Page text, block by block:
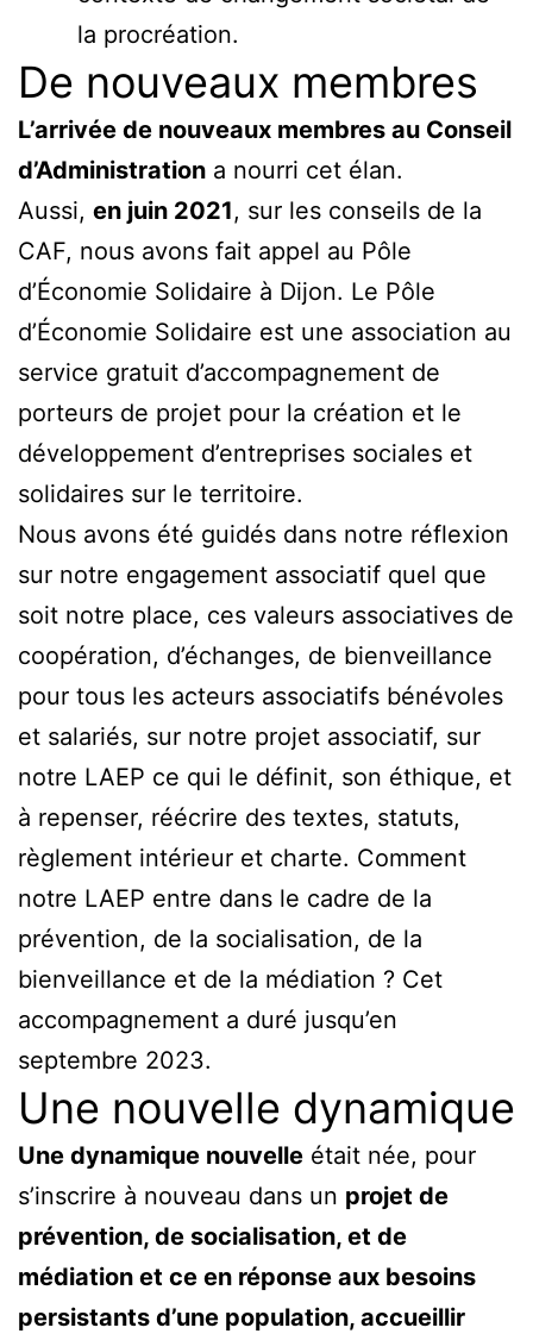
la procréation.
De nouveaux membres
L’arrivée de nouveaux membres au Conseil
d’Administration a nourri cet élan.
Aussi, en juin 2021, sur les conseils de la
CAF, nous avons fait appel au Pôle
d’Économie Solidaire à Dijon. Le Pôle
d’Économie Solidaire est une association au
service gratuit d’accompagnement de
porteurs de projet pour la création et le
développement d’entreprises sociales et
solidaires sur le territoire.
Nous avons été guidés dans notre réflexion
sur notre engagement associatif quel que
soit notre place, ces valeurs associatives de
coopération, d’échanges, de bienveillance
pour tous les acteurs associatifs bénévoles
et salariés, sur notre projet associatif, sur
notre LAEP ce qui le définit, son éthique, et
à repenser, réécrire des textes, statuts,
règlement intérieur et charte. Comment
notre LAEP entre dans le cadre de la
prévention, de la socialisation, de la
bienveillance et de la médiation ? Cet
accompagnement a duré jusqu’en
septembre 2023.
Une nouvelle dynamique
Une dynamique nouvelle était née, pour
s’inscrire à nouveau dans un projet de
prévention, de socialisation, et de
médiation et ce en réponse aux besoins
persistants d’une population, accueillir